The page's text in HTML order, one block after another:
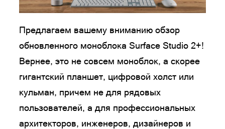
Предлагаем вашему вниманию обзор
обновленного моноблока Surface Studio 2+!
Вернее, это не совсем моноблок, а скорее
гигантский планшет, цифровой холст или
кульман, причем не для рядовых
пользователей, а для профессиональных
архитекторов, инженеров, дизайнеров и